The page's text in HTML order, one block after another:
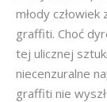
młody
graffiti. Choć
tej ulicznej
niecenzuralne
graffiti nie